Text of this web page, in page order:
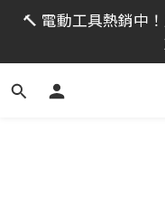
限時活動｜全館消費
趁現
🔨 電動工具熱銷中
限時活動｜全館消費
趁現